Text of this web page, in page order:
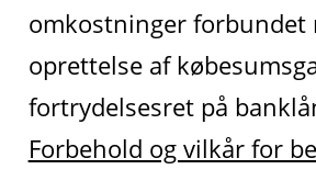
omkostninger forbundet
oprettelse af
fortrydelsesret på
Forbehold og vilkår for